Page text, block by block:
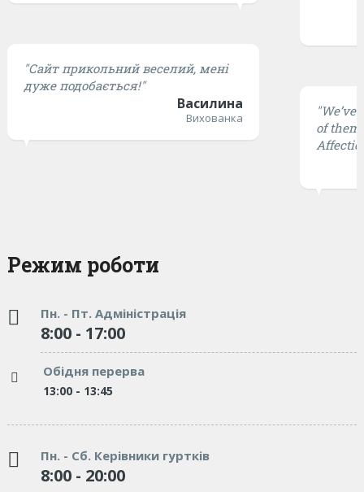
"Сайт прикольний веселий, мені
дуже подобається!"
Василина
Вихованка
of them
Режим роботи
Пн. - Пт. Адміністрація
8:00 - 17:00
Обідня перерва
13:00 - 13:45
Пн. - Сб. Керівники гуртків
8:00 - 20:00